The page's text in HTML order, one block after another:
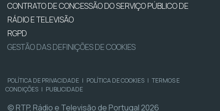
CONTRATO DE CONCESSÃO DO SERVIÇO PÚBLICO DE
RÁDIO E TELEVISÃO
RGPD
GESTÃO DAS DEFINIÇÕES DE COOKIES
POLÍTICA DE PRIVACIDADE | POLÍTICA DE COOKIES | TERMOS E
CONDIÇÕES | PUBLICIDADE
© RTP, Rádio e Televisão de Portugal 2026